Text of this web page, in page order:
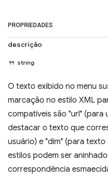
PROPRIEDADES
descrição
string
O texto exibido no menu
marcação no estilo XML
compatíveis são "url" (para
destacar o texto que
usuário) e "dim" (para
estilos podem ser
correspondência